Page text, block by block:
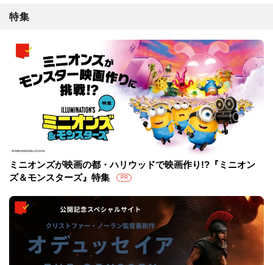
特集
ミニオンズが映画の都・ハリウッドで映画作り!?『ミニオン
ズ＆モンスターズ』特集
PR